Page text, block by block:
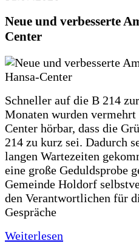
Neue und verbesserte
Center
Schneller auf die B 214
Monaten wurden
Center hörbar, dass die
214 zu kurz sei. Dadurch
langen Wartezeiten
eine große Geduldsprobe
Gemeinde Holdorf
den Verantwortlichen für
Gespräche
Weiterlesen